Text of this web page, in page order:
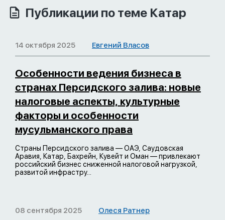
Публикации по теме Катар
14 октября 2025 Евгений Власов
Особенности ведения бизнеса в
странах Персидского залива: новые
налоговые аспекты, культурные
факторы и особенности
мусульманского права
Страны Персидского залива — ОАЭ, Саудовская
Аравия, Катар, Бахрейн, Кувейт и Оман — привлекают
российский бизнес сниженной налоговой нагрузкой,
развитой инфрастру...
08 сентября 2025 Олеся Ратнер